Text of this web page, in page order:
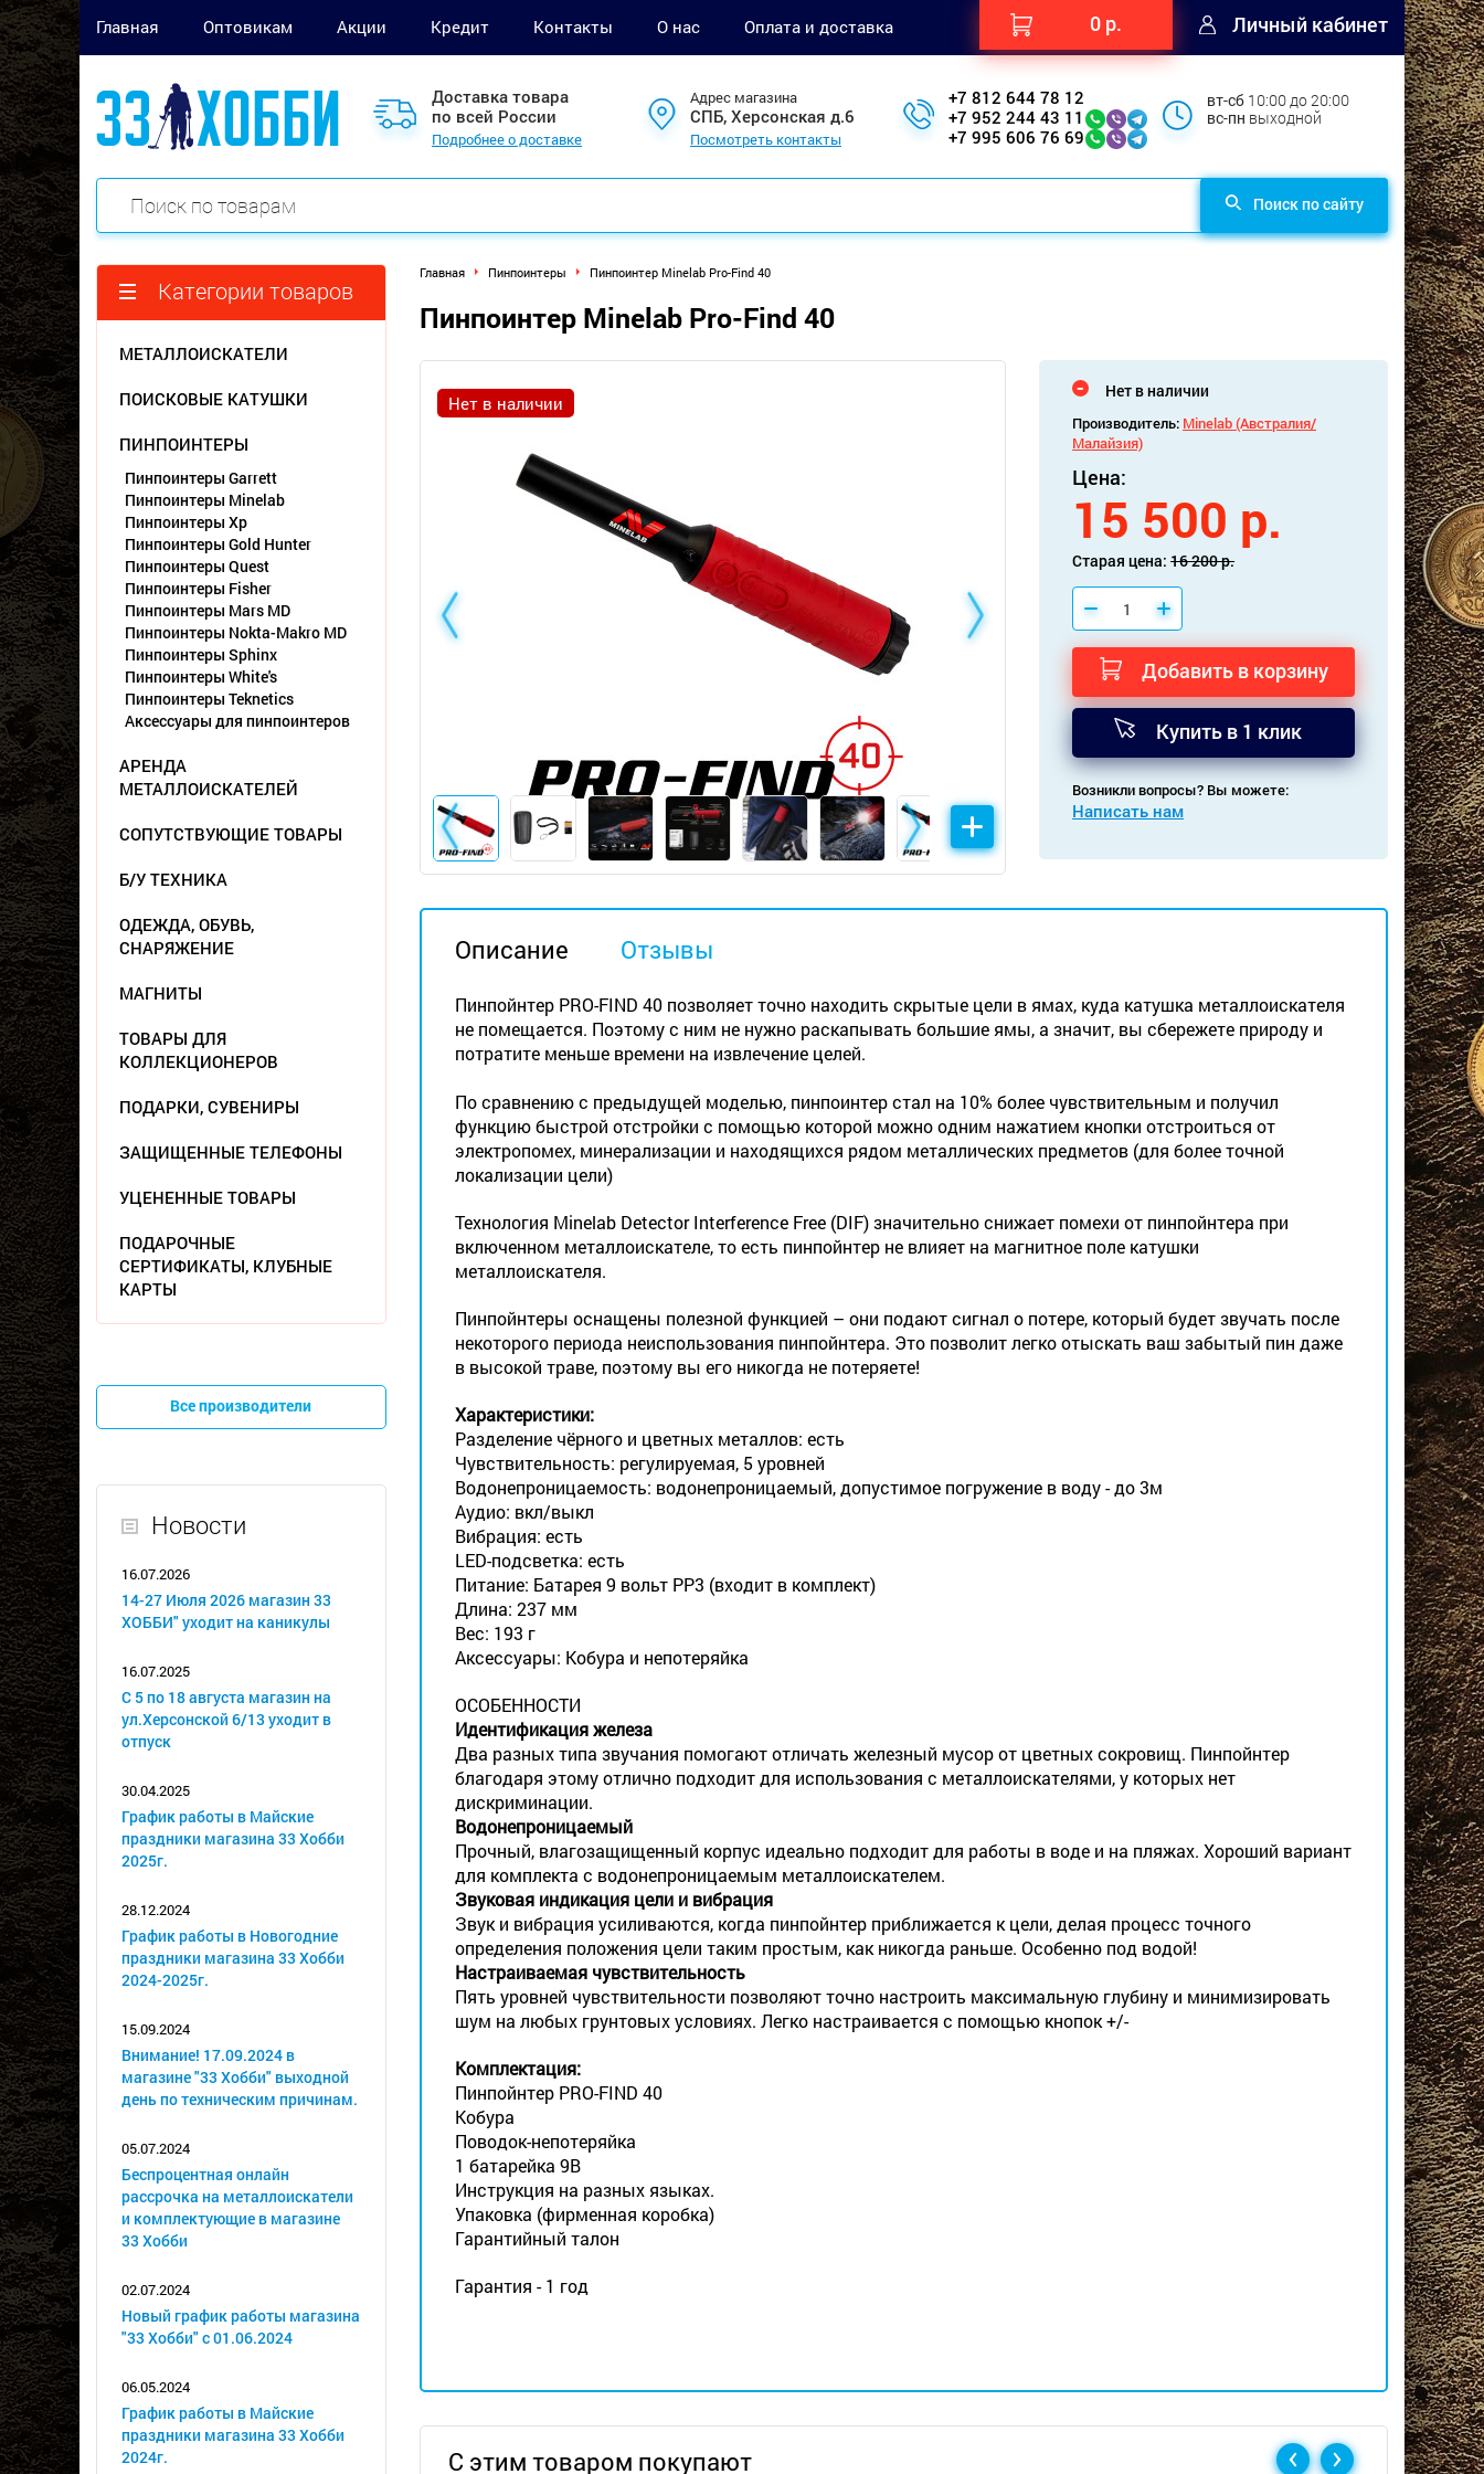
Главная Оптовикам Акции Кредит Контакты О нас Оплата и доставка 0 р. Личный кабинет
Доставка товара
по всей России
Подробнее о доставке
Адрес магазина
СПБ, Херсонская д.6
Посмотреть контакты
+7 812 644 78 12
+7 952 244 43 11
+7 995 606 76 69
вт-сб 10:00 до 20:00
вс-пн выходной
Поиск по сайту
Категории товаров
МЕТАЛЛОИСКАТЕЛИ
ПОИСКОВЫЕ КАТУШКИ
ПИНПОИНТЕРЫ
Пинпоинтеры Garrett
Пинпоинтеры Minelab
Пинпоинтеры Xp
Пинпоинтеры Gold Hunter
Пинпоинтеры Quest
Пинпоинтеры Fisher
Пинпоинтеры Mars MD
Пинпоинтеры Nokta-Makro MD
Пинпоинтеры Sphinx
Пинпоинтеры White's
Пинпоинтеры Teknetics
Аксессуары для пинпоинтеров
АРЕНДА
МЕТАЛЛОИСКАТЕЛЕЙ
СОПУТСТВУЮЩИЕ ТОВАРЫ
Б/У ТЕХНИКА
ОДЕЖДА, ОБУВЬ,
СНАРЯЖЕНИЕ
МАГНИТЫ
ТОВАРЫ ДЛЯ
КОЛЛЕКЦИОНЕРОВ
ПОДАРКИ, СУВЕНИРЫ
ЗАЩИЩЕННЫЕ ТЕЛЕФОНЫ
УЦЕНЕННЫЕ ТОВАРЫ
ПОДАРОЧНЫЕ
СЕРТИФИКАТЫ, КЛУБНЫЕ
КАРТЫ
Все производители
Новости
16.07.2026
14-27 Июля 2026 магазин 33
ХОББИ" уходит на каникулы
16.07.2025
С 5 по 18 августа магазин на
ул.Херсонской 6/13 уходит в
отпуск
30.04.2025
График работы в Майские
праздники магазина 33 Хобби
2025г.
28.12.2024
График работы в Новогодние
праздники магазина 33 Хобби
2024-2025г.
15.09.2024
Внимание! 17.09.2024 в
магазине "33 Хобби" выходной
день по техническим причинам.
05.07.2024
Беспроцентная онлайн
рассрочка на металлоискатели
и комплектующие в магазине
33 Хобби
02.07.2024
Новый график работы магазина
"33 Хобби" с 01.06.2024
06.05.2024
График работы в Майские
праздники магазина 33 Хобби
2024г.
Главная Пинпоинтеры Пинпоинтер Minelab Pro-Find 40
Пинпоинтер Minelab Pro-Find 40
Нет в наличии
Нет в наличии
Производитель: Minelab (Австралия/
Малайзия)
Цена:
15 500 р.
Старая цена:16 200 р.
Добавить в корзину
Купить в 1 клик
Возникли вопросы? Вы можете:
Написать нам
Описание Отзывы
Пинпойнтер PRO-FIND 40 позволяет точно находить скрытые цели в ямах, куда катушка металлоискателя
не помещается. Поэтому с ним не нужно раскапывать большие ямы, а значит, вы сбережете природу и
потратите меньше времени на извлечение целей.
По сравнению с предыдущей моделью, пинпоинтер стал на 10% более чувствительным и получил
функцию быстрой отстройки с помощью которой можно одним нажатием кнопки отстроиться от
электропомех, минерализации и находящихся рядом металлических предметов (для более точной
локализации цели)
Технология Minelab Detector Interference Free (DIF) значительно снижает помехи от пинпойнтера при
включенном металлоискателе, то есть пинпойнтер не влияет на магнитное поле катушки
металлоискателя.
Пинпойнтеры оснащены полезной функцией – они подают сигнал о потере, который будет звучать после
некоторого периода неиспользования пинпойнтера. Это позволит легко отыскать ваш забытый пин даже
в высокой траве, поэтому вы его никогда не потеряете!
Характеристики:
Разделение чёрного и цветных металлов: есть
Чувствительность: регулируемая, 5 уровней
Водонепроницаемость: водонепроницаемый, допустимое погружение в воду - до 3м
Аудио: вкл/выкл
Вибрация: есть
LED-подсветка: есть
Питание: Батарея 9 вольт PP3 (входит в комплект)
Длина: 237 мм
Вес: 193 г
Аксессуары: Кобура и непотеряйка
ОСОБЕННОСТИ
Идентификация железа
Два разных типа звучания помогают отличать железный мусор от цветных сокровищ. Пинпойнтер
благодаря этому отлично подходит для использования с металлоискателями, у которых нет
дискриминации.
Водонепроницаемый
Прочный, влагозащищенный корпус идеально подходит для работы в воде и на пляжах. Хороший вариант
для комплекта с водонепроницаемым металлоискателем.
Звуковая индикация цели и вибрация
Звук и вибрация усиливаются, когда пинпойнтер приближается к цели, делая процесс точного
определения положения цели таким простым, как никогда раньше. Особенно под водой!
Настраиваемая чувствительность
Пять уровней чувствительности позволяют точно настроить максимальную глубину и минимизировать
шум на любых грунтовых условиях. Легко настраивается с помощью кнопок +/-
Комплектация:
Пинпойнтер PRO-FIND 40
Кобура
Поводок-непотеряйка
1 батарейка 9В
Инструкция на разных языках.
Упаковка (фирменная коробка)
Гарантийный талон
Гарантия - 1 год
С этим товаром покупают